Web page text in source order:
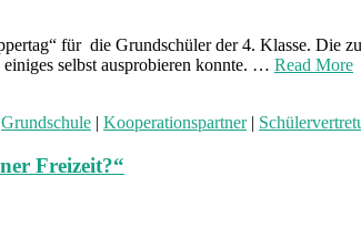
für die Grundschüler der 4. Klasse. Die
selbst ausprobieren konnte. … Read More
Grundschule | Kooperationspartner|
Freizeit?“